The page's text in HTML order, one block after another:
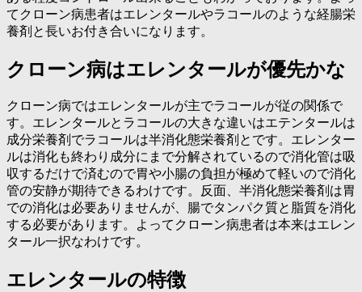
てクローン病患者はエレンタールやラコールのような経腸栄
養剤と長いお付き合いになります。
クローン病はエレンタールが優先かな
クローン病ではエレンタールが主でラコールが従の関係で
す。エレンタールとラコールの大きな違いはエテンタールは
成分栄養剤でラコールは半消化態栄養剤とです。エレンター
ルは消化も終わり成分にまで分解されているので消化管は吸
収するだけで済むので胃や小腸の負担が極めて軽いので消化
管の安静が期待できるわけです。反面、半消化態栄養剤は胃
での消化は必要ありませんが、腸でタンパク質と脂質を消化
する必要があります。よってクローン病患者は本来はエレン
タール一択なわけです。
エレンタールの特徴